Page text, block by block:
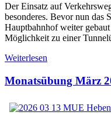
Der Einsatz auf
besonderes. Bevor nun das
Hauptbahnhof weiter
Möglichkeit zu einer
Weiterlesen
Monatsübung März